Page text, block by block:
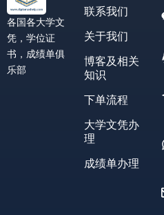
各国各大学文
凭，学位证
书，成绩单俱
乐部
联系我们
关于我们
博客及相关
知识
下单流程
大学文凭办
理
成绩单办理